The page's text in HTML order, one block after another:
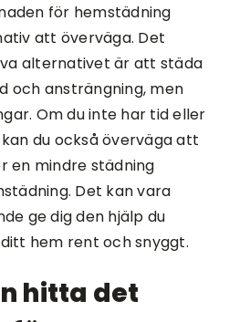
för hemstädning
att överväga. Det
alternativet är att städa
och ansträngning, men
Om du inte har tid eller
du också överväga att
en mindre städning
Det kan vara
ge dig den hjälp du
hem rent och snyggt.
hitta det